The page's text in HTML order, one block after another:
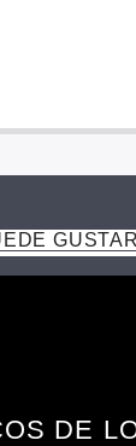
GUSTAR
DE